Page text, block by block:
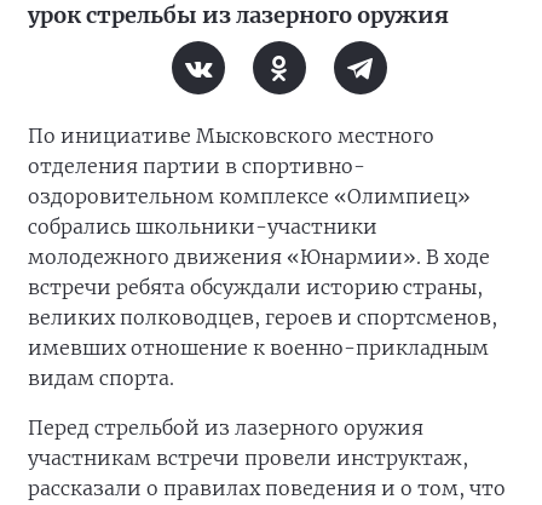
урок стрельбы из лазерного оружия
По инициативе Мысковского местного
отделения партии в спортивно-
оздоровительном комплексе «Олимпиец»
собрались школьники-участники
молодежного движения «Юнармии». В ходе
встречи ребята обсуждали историю страны,
великих полководцев, героев и спортсменов,
имевших отношение к военно-прикладным
видам спорта.
Перед стрельбой из лазерного оружия
участникам встречи провели инструктаж,
рассказали о правилах поведения и о том, что